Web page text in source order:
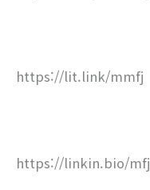
https://lit.link/mmfj
https://linkin.bio/mfj